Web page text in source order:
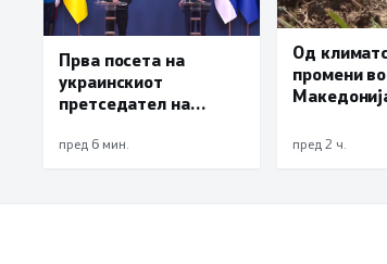
Прва посета на
украинскиот
претседател на
на Зеленски дека не е
пред 6 мин.
Од
промени во
пред 2 ч.